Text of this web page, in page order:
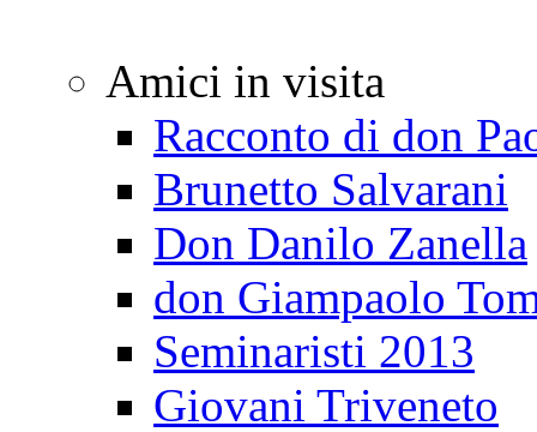
Amici in visita
Racconto di don
Brunetto Salvarani
Don Danilo Zanella
don Giampaolo
Seminaristi 2013
Giovani Triveneto